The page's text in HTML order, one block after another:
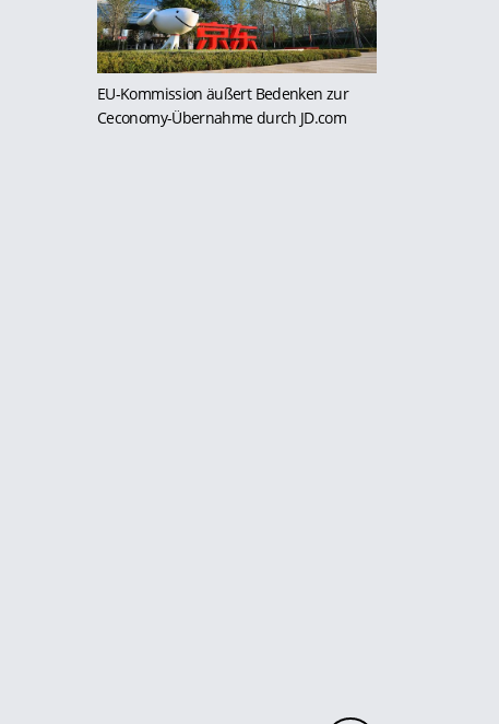
EU-Kommission äußert Bedenken zur
Ceconomy-Übernahme durch JD.com